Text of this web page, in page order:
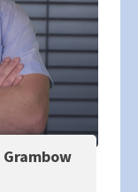
Grambow